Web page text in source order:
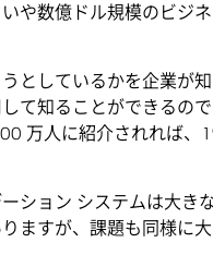
や数億ドル規模のビジ
としているかを企業が知
て知ることができるので
万人に紹介されれば、
ション システムは大き
ますが、課題も同様に